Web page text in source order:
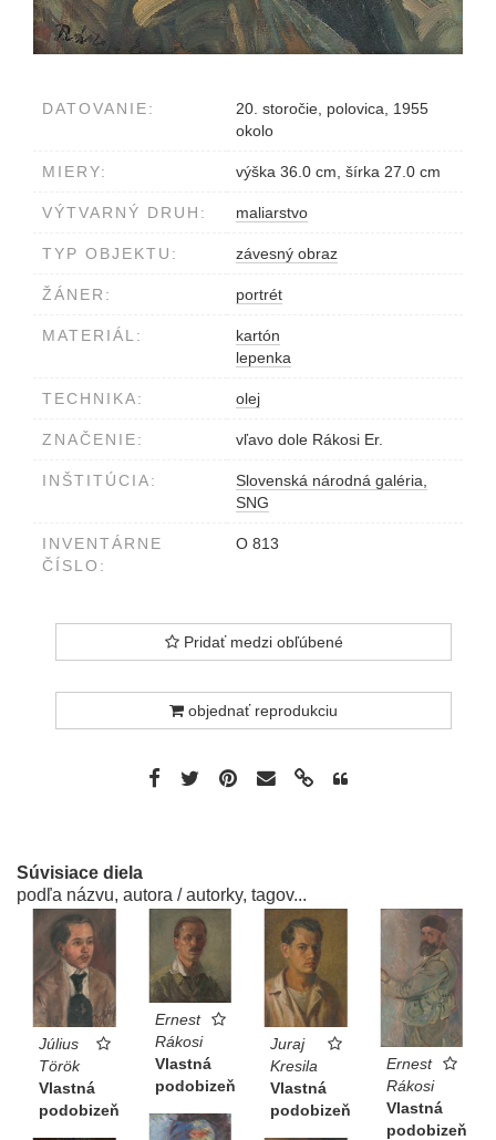
DATOVANIE:
20. storočie, polovica, 1955
okolo
MIERY: výška 36.0 cm, šírka 27.0 cm
VÝTVARNÝ DRUH: maliarstvo
TYP OBJEKTU: závesný obraz
ŽÁNER: portrét
MATERIÁL:
kartón
lepenka
TECHNIKA: olej
ZNAČENIE: vľavo dole Rákosi Er.
INŠTITÚCIA:
Slovenská národná galéria,
SNG
INVENTÁRNE
ČÍSLO:
O 813
Pridať medzi obľúbené
objednať reprodukciu
Súvisiace diela
podľa názvu, autora / autorky, tagov...
Július
Török
Vlastná
podobizeň
Ernest
Rákosi
Vlastná
podobizeň
Juraj
Kresila
Vlastná
podobizeň
Ernest
Rákosi
Vlastná
podobizeň